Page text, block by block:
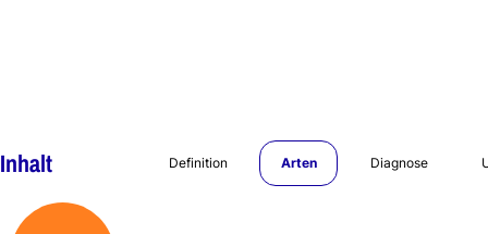
Inhalt Definition Arten Diagnose